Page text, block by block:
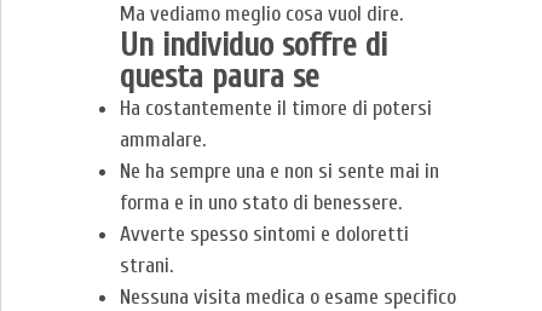
Ma vediamo meglio cosa vuol dire.
Un individuo soffre di
questa paura se
Ha costantemente il timore di potersi
ammalare.
Ne ha sempre una e non si sente mai in
forma e in uno stato di benessere.
Avverte spesso sintomi e doloretti
strani.
Nessuna visita medica o esame specifico